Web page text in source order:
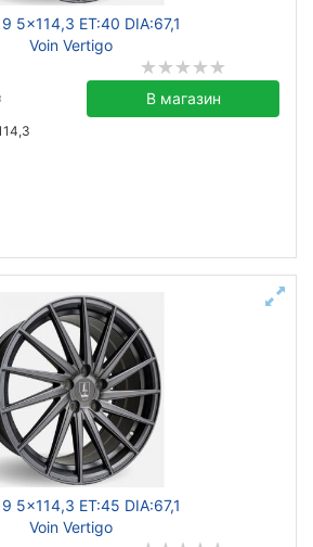
5x114,3 ET:40 DIA:67,1
Voin Vertigo
В магазин
5x114,3 ET:45 DIA:67,1
Voin Vertigo